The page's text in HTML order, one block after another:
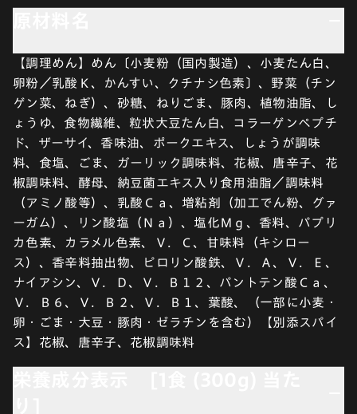
【調理めん】めん〔小麦粉（国内製造）、小麦たん白、
卵粉／乳酸Ｋ、かんすい、クチナシ色素〕、野菜（チン
ゲン菜、ねぎ）、砂糖、ねりごま、豚肉、植物油脂、し
ょうゆ、食物繊維、粒状大豆たん白、コラーゲンペプチ
ド、ザーサイ、香味油、ポークエキス、しょうが調味
料、食塩、ごま、ガーリック調味料、花椒、唐辛子、花
椒調味料、酵母、納豆菌エキス入り食用油脂／調味料
（アミノ酸等）、乳酸Ｃａ、増粘剤（加工でん粉、グァ
ーガム）、リン酸塩（Ｎａ）、塩化Ｍｇ、香料、パプリ
カ色素、カラメル色素、Ｖ．Ｃ、甘味料（キシロー
ス）、香辛料抽出物、ピロリン酸鉄、Ｖ．Ａ、Ｖ．Ｅ、
ナイアシン、Ｖ．Ｄ、Ｖ．Ｂ１２、パントテン酸Ｃａ、
Ｖ．Ｂ６、Ｖ．Ｂ２、Ｖ．Ｂ１、葉酸、（一部に小麦・
卵・ごま・大豆・豚肉・ゼラチンを含む）【別添スパイ
ス】花椒、唐辛子、花椒調味料